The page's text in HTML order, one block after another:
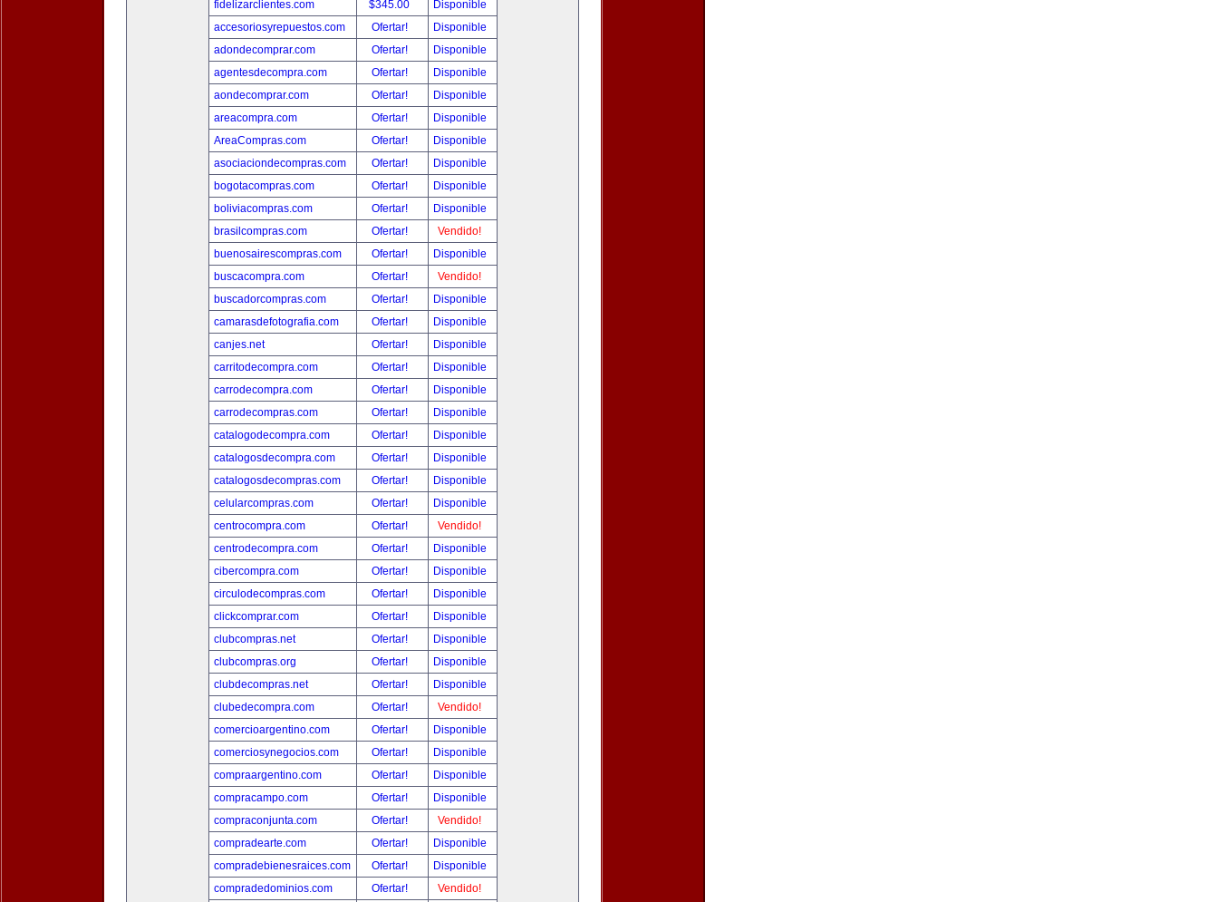
fidelizarclientes.com
$345.00
Disponible
accesoriosyrepuestos.com
Ofertar!
Disponible
adondecomprar.com
Ofertar!
Disponible
agentesdecompra.com
Ofertar!
Disponible
aondecomprar.com
Ofertar!
Disponible
areacompra.com
Ofertar!
Disponible
AreaCompras.com
Ofertar!
Disponible
asociaciondecompras.com
Ofertar!
Disponible
bogotacompras.com
Ofertar!
Disponible
boliviacompras.com
Ofertar!
Disponible
brasilcompras.com
Ofertar!
Vendido!
buenosairescompras.com
Ofertar!
Disponible
buscacompra.com
Ofertar!
Vendido!
buscadorcompras.com
Ofertar!
Disponible
camarasdefotografia.com
Ofertar!
Disponible
canjes.net
Ofertar!
Disponible
carritodecompra.com
Ofertar!
Disponible
carrodecompra.com
Ofertar!
Disponible
carrodecompras.com
Ofertar!
Disponible
catalogodecompra.com
Ofertar!
Disponible
catalogosdecompra.com
Ofertar!
Disponible
catalogosdecompras.com
Ofertar!
Disponible
celularcompras.com
Ofertar!
Disponible
centrocompra.com
Ofertar!
Vendido!
centrodecompra.com
Ofertar!
Disponible
cibercompra.com
Ofertar!
Disponible
circulodecompras.com
Ofertar!
Disponible
clickcomprar.com
Ofertar!
Disponible
clubcompras.net
Ofertar!
Disponible
clubcompras.org
Ofertar!
Disponible
clubdecompras.net
Ofertar!
Disponible
clubedecompra.com
Ofertar!
Vendido!
comercioargentino.com
Ofertar!
Disponible
comerciosynegocios.com
Ofertar!
Disponible
compraargentino.com
Ofertar!
Disponible
compracampo.com
Ofertar!
Disponible
compraconjunta.com
Ofertar!
Vendido!
compradearte.com
Ofertar!
Disponible
compradebienesraices.com
Ofertar!
Disponible
compradedominios.com
Ofertar! Vendido!